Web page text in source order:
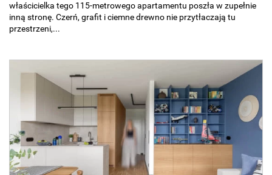
właścicielka tego 115-metrowego apartamentu poszła w zupełnie
inną stronę. Czerń, grafit i ciemne drewno nie przytłaczają tu
przestrzeni,...